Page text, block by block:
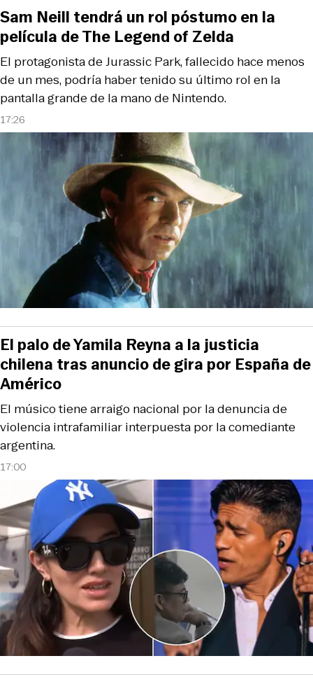
17:26
El protagonista de Jurassic Park, fallecido hace menos
de un mes, podría haber tenido su último rol en la
pantalla grande de la mano de Nintendo.
Sam Neill tendrá un rol póstumo en la
película de The Legend of Zelda
17:00
El músico tiene arraigo nacional por la denuncia de
violencia intrafamiliar interpuesta por la comediante
argentina.
El palo de Yamila Reyna a la justicia
chilena tras anuncio de gira por España de
Américo